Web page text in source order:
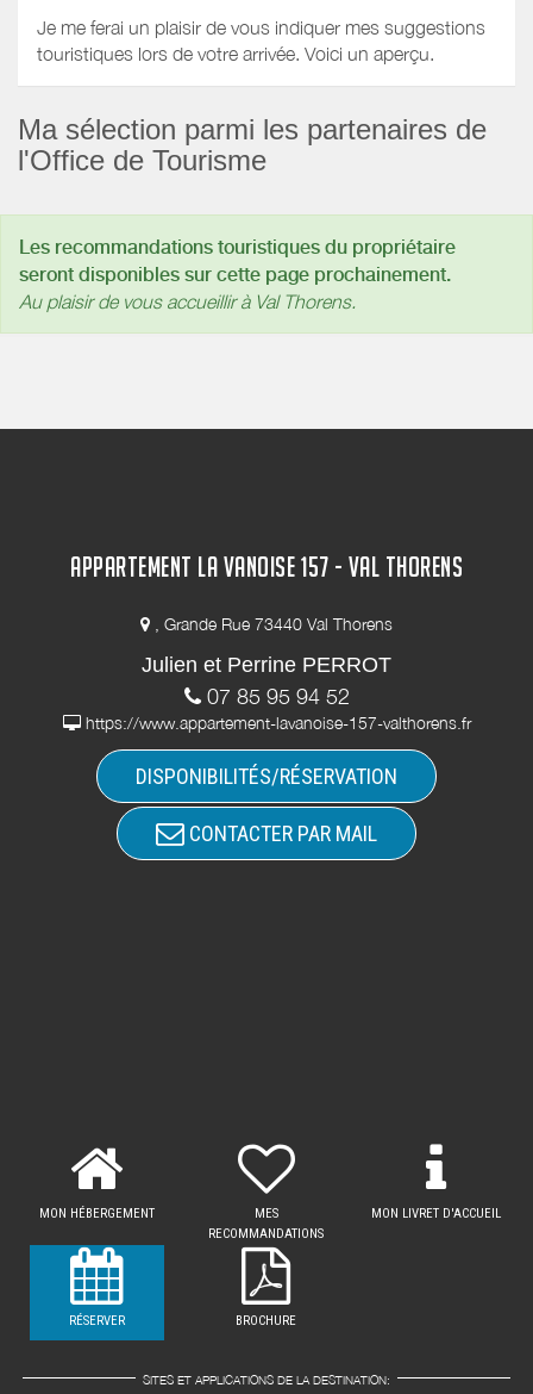
Je me ferai un plaisir de vous indiquer mes suggestions
touristiques lors de votre arrivée. Voici un aperçu.
Ma sélection parmi les partenaires de
l'Office de Tourisme
Les recommandations touristiques du propriétaire
seront disponibles sur cette page prochainement.
Au plaisir de vous accueillir à Val Thorens.
APPARTEMENT LA VANOISE 157 - VAL THORENS
, Grande Rue 73440 Val Thorens
Julien et Perrine PERROT
07 85 95 94 52
https://www.appartement-lavanoise-157-valthorens.fr
DISPONIBILITÉS/RÉSERVATION
CONTACTER PAR MAIL
MON HÉBERGEMENT
MES
RECOMMANDATIONS
MON LIVRET D'ACCUEIL
RÉSERVER BROCHURE
SITES ET APPLICATIONS DE LA DESTINATION: